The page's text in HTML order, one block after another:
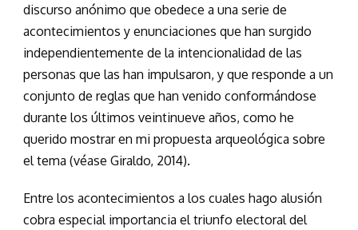
discurso anónimo que obedece a una serie de
acontecimientos y enunciaciones que han surgido
independientemente de la intencionalidad de las
personas que las han impulsaron, y que responde a un
conjunto de reglas que han venido conformándose
durante los últimos veintinueve años, como he
querido mostrar en mi propuesta arqueológica sobre
el tema (véase Giraldo, 2014).
Entre los acontecimientos a los cuales hago alusión
cobra especial importancia el triunfo electoral del